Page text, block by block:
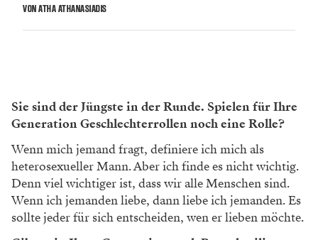
VON ATHA ATHANASIADIS
Sie sind der Jüngste in der Runde. Spielen für Ihre
Generation Geschlechterrollen noch eine Rolle?
Wenn mich jemand fragt, definiere ich mich als
heterosexueller Mann. Aber ich finde es nicht wichtig.
Denn viel wichtiger ist, dass wir alle Menschen sind.
Wenn ich jemanden liebe, dann liebe ich jemanden. Es
sollte jeder für sich entscheiden, wen er lieben möchte.